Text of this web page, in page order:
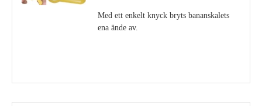
Med ett enkelt knyck bryts bananskalets
ena ände av.